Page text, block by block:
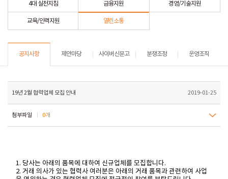
4대 실천지침 금융지원 경영/기술지원
교육/인력지원 열린소통
공지사항 제안마당 사이버신문고 분쟁조정 운영조직
19년 2월 협력업체 모집 안내 2019-01-25
첨부파일 0개
1. 당사는 아래의 품목에 대하여 신규업체를 모집합니다.
2. 거래 의사가 있는 협력사 여러분은 아래의 거래 품목과 관련하여 사업